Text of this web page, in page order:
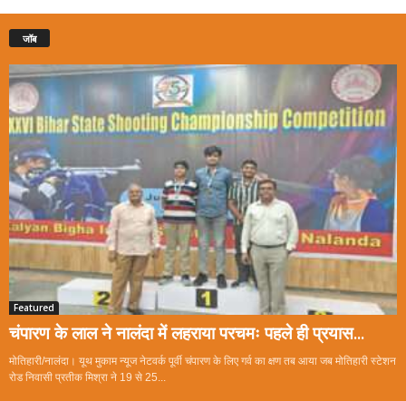
जॉब
Featured
चंपारण के लाल ने नालंदा में लहराया परचमः पहले ही प्रयास...
मोतिहारी/नालंदा। यूथ मुकाम न्यूज नेटवर्क पूर्वी चंपारण के लिए गर्व का क्षण तब आया जब मोतिहारी स्टेशन
रोड निवासी प्रतीक मिश्रा ने 19 से 25...